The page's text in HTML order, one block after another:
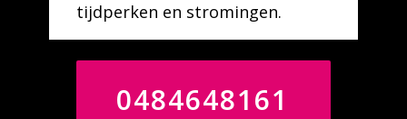
tijdperken en stromingen.
0484648161